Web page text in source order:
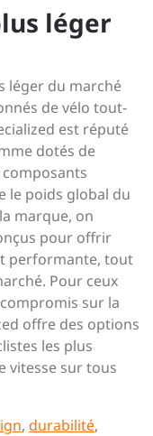
léger
léger du marché
de vélo tout-
est réputé
dotés de
le poids global du
marque, on
pour offrir
performante, tout
Pour ceux
sur la
offre des options
les plus
vitesse sur tous
, durabilité,